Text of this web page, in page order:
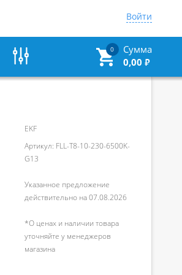
Войти
Сумма
0
0,00 ₽
EKF
Артикул: FLL-T8-10-230-6500K-
G13
Указанное предложение
действительно на 07.08.2026
*О ценах и наличии товара
уточняйте у менеджеров
магазина